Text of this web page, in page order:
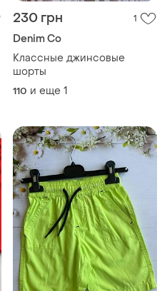
230 грн 1
Denim Co
Классные джинсовые
шорты
110 и еще 1